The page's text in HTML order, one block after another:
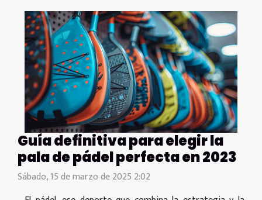
Guía definitiva para elegir la
pala de pádel perfecta en 2023
Sábado, 15 de marzo de 2025 2:02